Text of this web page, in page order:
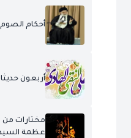
أحكام الصوم
أربعون
مختارات من
عظمة